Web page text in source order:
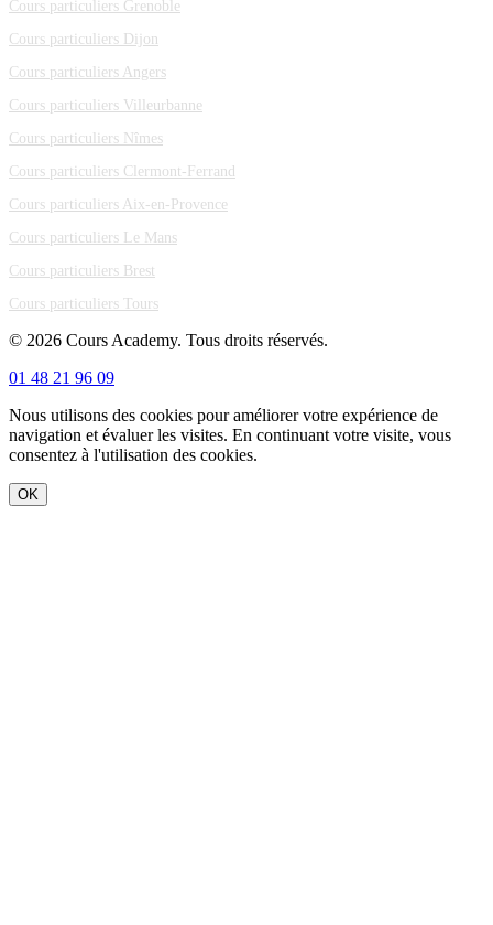
Cours particuliers Grenoble
Cours particuliers Dijon
Cours particuliers Angers
Cours particuliers Villeurbanne
Cours particuliers Nîmes
Cours particuliers Clermont-Ferrand
Cours particuliers Aix-en-Provence
Cours particuliers Le Mans
Cours particuliers Brest
Cours particuliers Tours
© 2026 Cours Academy. Tous droits réservés.
01 48 21 96 09
Nous utilisons des cookies pour améliorer votre expérience de
navigation et évaluer les visites. En continuant votre visite, vous
consentez à l'utilisation des cookies.
OK